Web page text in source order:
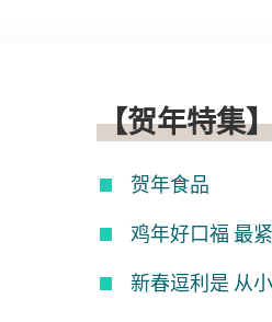
【贺年特集
贺年食品
鸡年好口福 最
新春逗利是 从